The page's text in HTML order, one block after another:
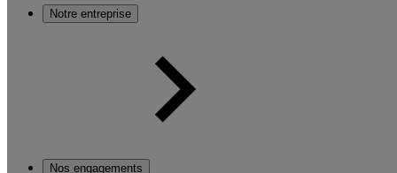
Notre entreprise
Nos engagements